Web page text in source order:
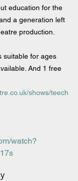
education for the
and a generation left
production.
suitable for ages
And 1 free
shows/teech
watch?